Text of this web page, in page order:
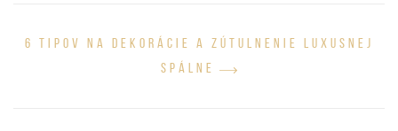
6 TIPOV NA DEKORÁCIE A ZÚTULNENIE LUXUSNEJ
SPÁLNE